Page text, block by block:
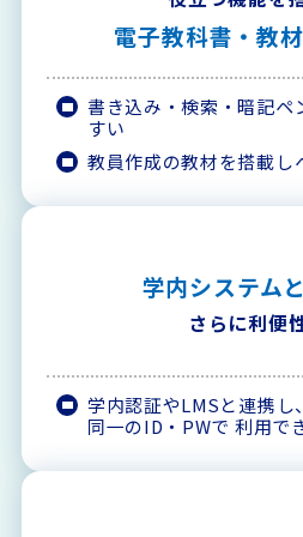
電子教科書・教
書き込み・検索・暗記ペ
すい
教員作成の教材を搭載し
学内システム
さらに利便
学内認証やLMSと連携し
同一のID・PWで 利用で